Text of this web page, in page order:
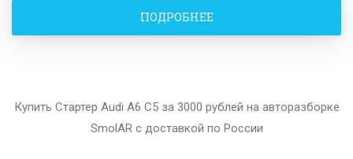
ПОДРОБНЕЕ
Купить Стартер Audi A6 C5 за 3000 рублей на авторазборке
SmolAR с доставкой по России